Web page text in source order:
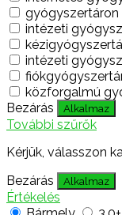
intézeti
intézeti
közforgalmú
Bezárás
Alkalmaz
További szűrők
Kérjük, válasszon
Bezárás
Alkalmaz
Értékelés